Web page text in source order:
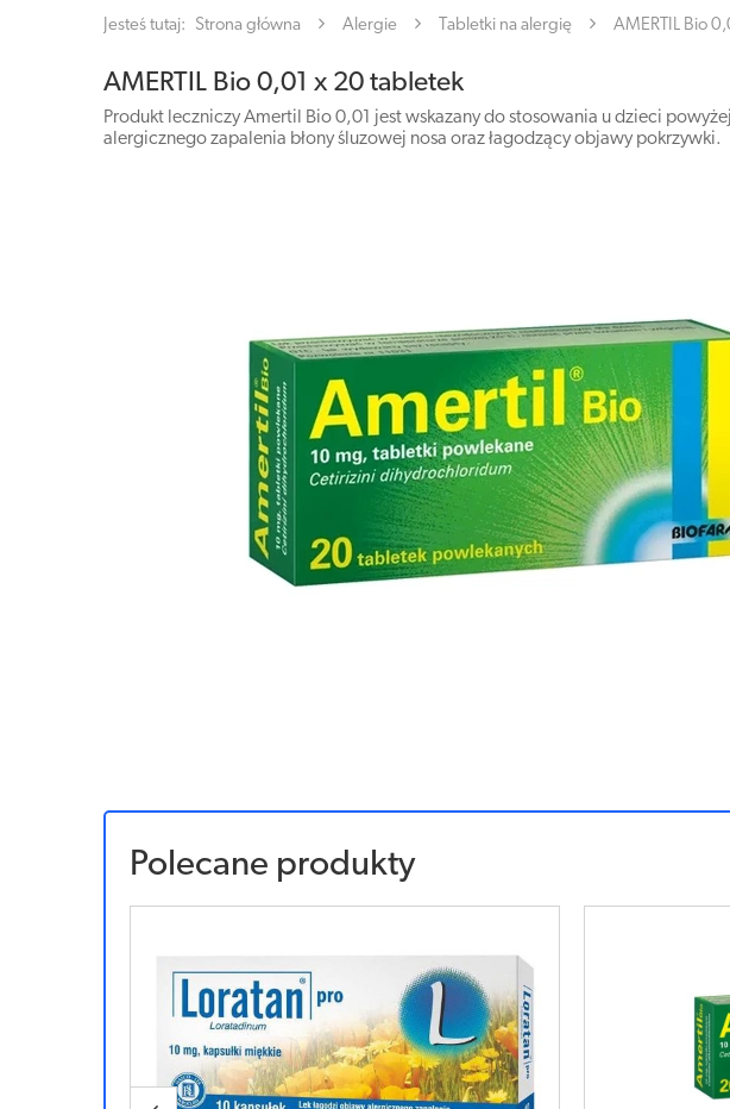
Jesteś tutaj: Strona główna Alergie Tabletki na alergię AMERTIL Bio
AMERTIL Bio 0,01 x 20 tabletek
Produkt leczniczy Amertil Bio 0,01 jest wskazany do stosowania u dzieci
alergicznego zapalenia błony śluzowej nosa oraz łagodzący objawy pokrzywki.
Polecane produkty